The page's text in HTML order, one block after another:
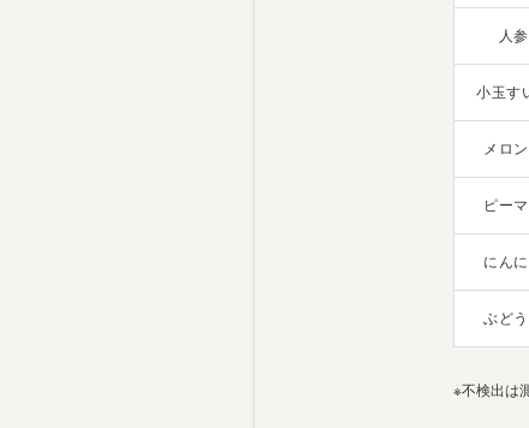
人参
小玉す
メロ
ピー
にんに
ぶど
※不検出は